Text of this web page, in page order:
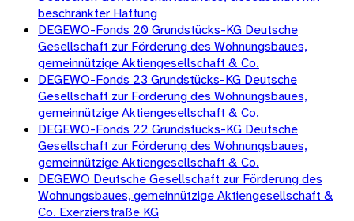
beschränkter Haftung
DEGEWO-Fonds 20 Grundstücks-KG Deutsche
Gesellschaft zur Förderung des Wohnungsbaues,
gemeinnützige Aktiengesellschaft & Co.
DEGEWO-Fonds 23 Grundstücks-KG Deutsche
Gesellschaft zur Förderung des Wohnungsbaues,
gemeinnützige Aktiengesellschaft & Co.
DEGEWO-Fonds 22 Grundstücks-KG Deutsche
Gesellschaft zur Förderung des Wohnungsbaues,
gemeinnützige Aktiengesellschaft & Co.
DEGEWO Deutsche Gesellschaft zur Förderung des
Wohnungsbaues, gemeinnützige Aktiengesellschaft &
Co. Exerzierstraße KG